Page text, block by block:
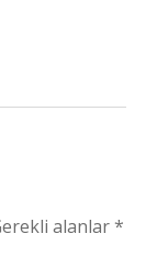
alanlar*